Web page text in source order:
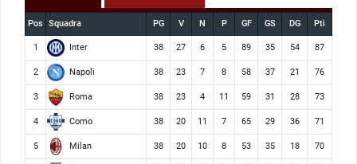
Pos Squadra PG V N P GF GS DG Pti
1 Inter 38 27 6 5 89 35 54 87
2 Napoli 38 23 7 8 58 37 21 76
3 Roma 38 23 4 11 59 31 28 73
4 Como 38 20 11 7 65 29 36 71
5 Milan 38 20 10 8 53 35 18 70